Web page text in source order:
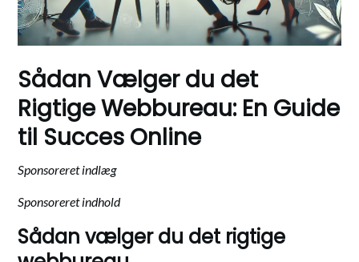
Sådan Vælger du det
Rigtige Webbureau: En Guide
til Succes Online
Sponsoreret indhold
Sådan vælger du det rigtige